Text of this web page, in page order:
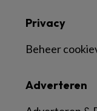
Adverteren
Privacy
Beheer